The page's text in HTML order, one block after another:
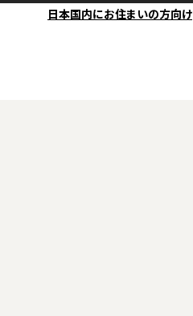
日本国内にお住まいの方向け